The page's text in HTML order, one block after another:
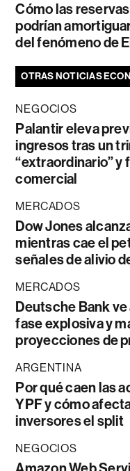
Cómo las
podrían
del fenómeno de
OTRAS NOTICIAS
NEGOCIOS
Palantir eleva
ingresos tras un
“extraordinario” y
comercial
MERCADOS
Dow Jones
mientras cae el
señales de alivio
MERCADOS
Deutsche Bank ve
fase explosiva y
proyecciones de
ARGENTINA
Por qué caen las
YPF y cómo
inversores el split
NEGOCIOS